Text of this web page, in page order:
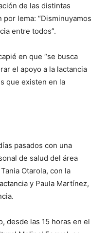
de las distintas
lema: “Disminuyamos
entre todos”.
en que “se busca
el apoyo a la lactancia
que existen en la
pasados con una
de salud del área
Otarola, con la
y Paula Martínez,
desde las 15 horas en el